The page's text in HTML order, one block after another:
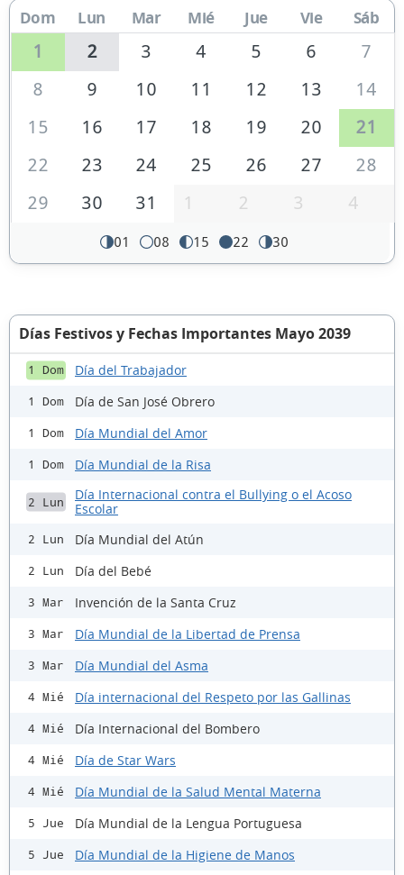
Dom Lun Mar Mié Jue Vie Sáb
1 2 3 4 5 6
7
8
9 10 11 12 13
14
15
16 17 18 19 20
21
22
23 24 25 26 27
28
29
30 31 1 2 3 4
01 08 15 22 30
Días Festivos y Fechas Importantes Mayo 2039
1 Dom Día del Trabajador
1 Dom Día de San José Obrero
1 Dom Día Mundial del Amor
1 Dom Día Mundial de la Risa
2 Lun
Día Internacional contra el Bullying o el Acoso
Escolar
2 Lun Día Mundial del Atún
2 Lun Día del Bebé
3 Mar Invención de la Santa Cruz
3 Mar Día Mundial de la Libertad de Prensa
3 Mar Día Mundial del Asma
4 Mié Día internacional del Respeto por las Gallinas
4 Mié Día Internacional del Bombero
4 Mié Día de Star Wars
4 Mié Día Mundial de la Salud Mental Materna
5 Jue Día Mundial de la Lengua Portuguesa
5 Jue Día Mundial de la Higiene de Manos